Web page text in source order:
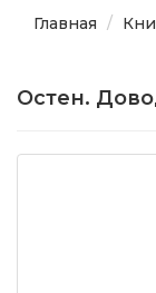
Главная
Остен.